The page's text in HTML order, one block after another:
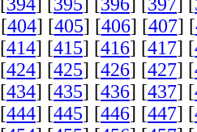
[404] [405] [406] [407] [
[414] [415] [416] [417] [
[424] [425] [426] [427] [
[434] [435] [436] [437] [
[444] [445] [446] [447] [